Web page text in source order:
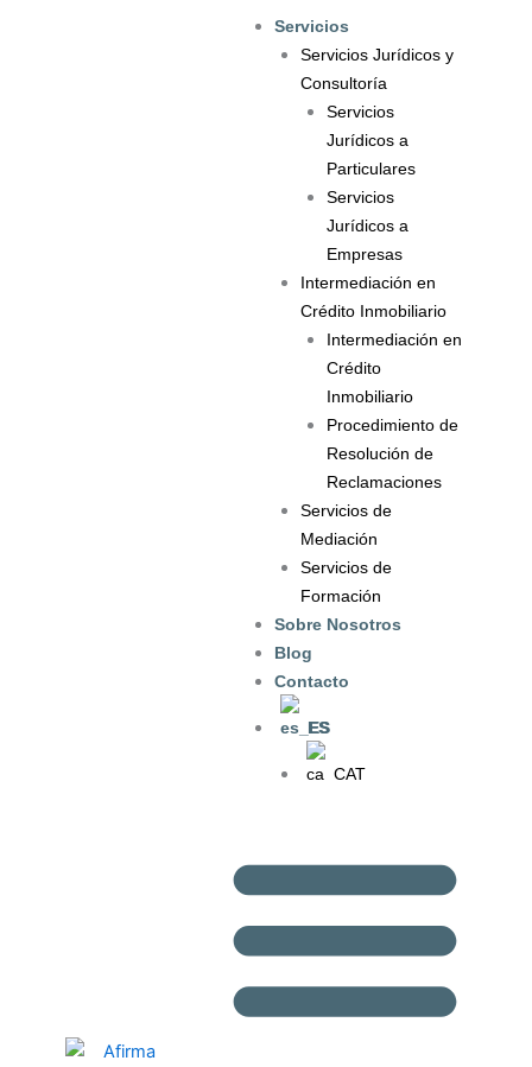
Servicios
Servicios Jurídicos y
Consultoría
Servicios
Jurídicos a
Particulares
Servicios
Jurídicos a
Empresas
Intermediación en
Crédito Inmobiliario
Intermediación en
Crédito
Inmobiliario
Procedimiento de
Resolución de
Reclamaciones
Servicios de
Mediación
Servicios de
Formación
Sobre Nosotros
Blog
Contacto
ES
CAT